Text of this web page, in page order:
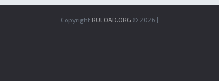
Copyright RULOAD.ORG © 2026 |